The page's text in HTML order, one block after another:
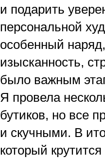
и подарить
персональной
особенный
изысканность,
было важным
Я провела
бутиков, но все
и скучными. В
который